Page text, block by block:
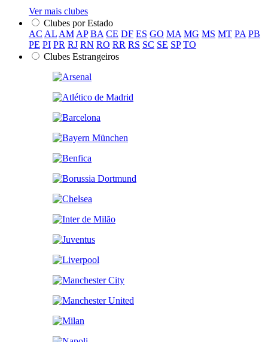
Ver mais clubes
Clubes por Estado
AC AL AM AP BA CE DF ES GO MA MG MS MT PA PB
PE PI PR RJ RN RO RR RS SC SE SP TO
Clubes Estrangeiros